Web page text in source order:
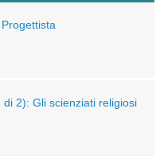
2): Gli scienziati religiosi